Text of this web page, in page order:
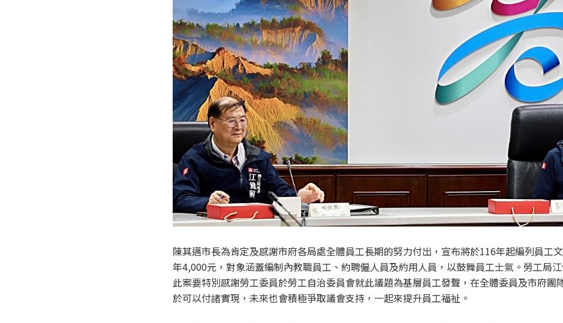
陳其邁市長為肯定及感謝市府各局處全體員工長期的努力付出，宣布將於116年起編列員工
年4,000元，對象涵蓋編制內教職員工、約聘僱人員及約用人員，以鼓舞員工士氣。勞工局江
此案要特別感謝勞工委員於勞工自治委員會就此議題為基層員工發聲，在全體委員及市府團
於可以付諸實現，未來也會積極爭取議會支持，一起來提升員工福祉。